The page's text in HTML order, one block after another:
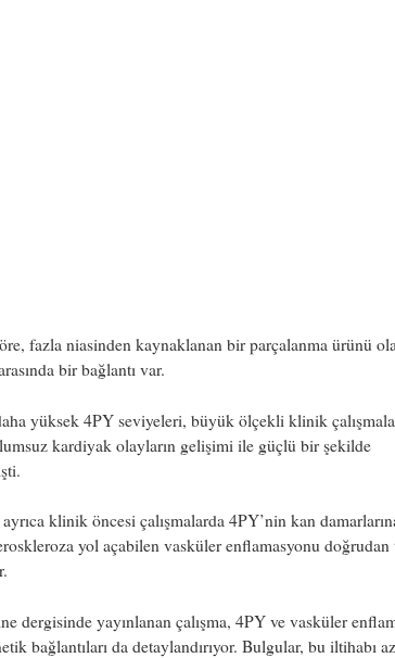
fazla niasinden kaynaklanan bir parçalanma ürünü
bir bağlantı var.
yüksek 4PY seviyeleri, büyük ölçekli klinik
kardiyak olayların gelişimi ile güçlü bir şekilde
ayrıca klinik öncesi çalışmalarda 4PY’nin kan
yol açabilen vasküler enflamasyonu
dergisinde yayınlanan çalışma, 4PY ve vasküler
bağlantıları da detaylandırıyor. Bulgular, bu iltihabı